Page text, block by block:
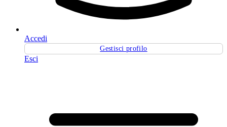
Accedi
Gestisci profilo
Esci